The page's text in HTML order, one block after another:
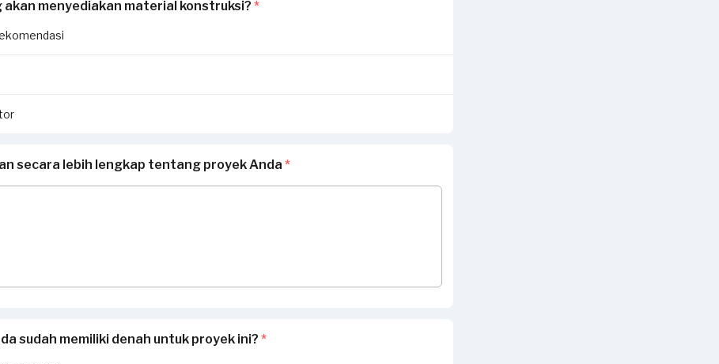
akan menyediakan material konstruksi? *
secara lebih lengkap tentang proyek Anda *
sudah memiliki denah untuk proyek ini? *